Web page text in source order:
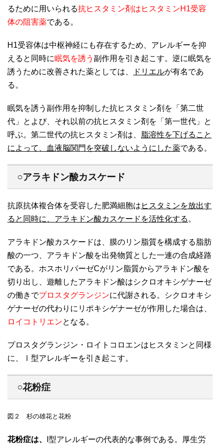
るために用いられる抗ヒスタミン剤はヒスタミンH1受容
体の阻害薬である。
H1受容体は中枢神経にも存在するため、アレルギーを抑
えると同時に眠気を誘う 副作用を引き起こす。逆に眠気を
誘うために改善された薬としては、
ドリエルが有名であ
る。
眠気を誘う副作用を抑制した抗ヒスタミン剤を「第二世
代」とよび、それ以前の抗ヒスタミン剤を「第一世代」と
呼ぶ。第二世代の抗ヒスタミン剤は、
脂溶性を下げること
によって、血液脳関門を突破しないようにした薬である。
○アラキドン酸カスケード
抗原抗体複合体を受容した肥満細胞は ヒスタミンを放出す
ると同時に、アラキドン酸カスケードを活性化する 。
アラキドン酸カスケードは、膜のリン脂質を構成する脂肪
酸の一つ、アラキドン酸を出発物質とした一連の合成経路
である。ホスホリパーゼCがリン脂質からアラキドン酸を
切り出し、遊離したアラキドン酸はシクロオキシゲナーゼ
の働きでプロスタグランジンに代謝される。シクロオキシ
ゲナーゼの代わりにリポキシゲナーゼが作用した場合は、
ロイコトリエンとなる。
プロスタグランジン・ロイトコロエンはヒスタミンと同様
に、Ⅰ型アレルギーを引き起こす。
○花粉症
図２ 杉の雄花と花粉
花粉症は、 I型アレルギーの代表的な事例である。厚生労